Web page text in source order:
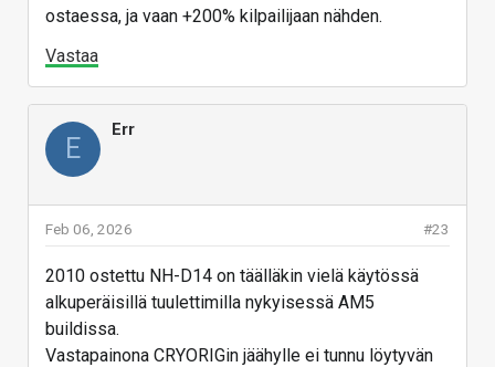
ostaessa, ja vaan +200% kilpailijaan nähden.
Vastaa
E
Err
#23
Feb 06, 2026
2010 ostettu NH-D14 on täälläkin vielä käytössä
alkuperäisillä tuulettimilla nykyisessä AM5
buildissa.
Vastapainona CRYORIGin jäähylle ei tunnu löytyvän